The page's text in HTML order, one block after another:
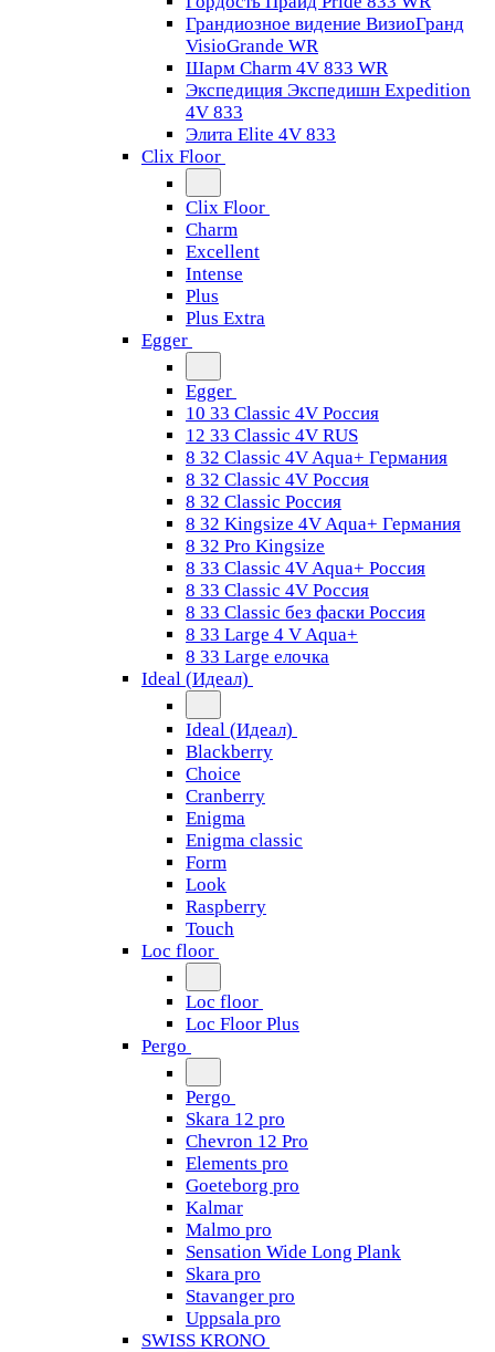
Грандиозное видение ВизиоГранд
VisioGrande WR
Шарм Charm 4V 833 WR
Экспедиция Экспедишн Expedition
4V 833
Элита Elite 4V 833
Clix Floor
Clix Floor
Charm
Excellent
Intense
Plus
Plus Extra
Egger
Egger
10 33 Classic 4V Россия
12 33 Classic 4V RUS
8 32 Classic 4V Aqua+ Германия
8 32 Classic 4V Россия
8 32 Classic Россия
8 32 Kingsize 4V Aqua+ Германия
8 32 Pro Kingsize
8 33 Classic 4V Aqua+ Россия
8 33 Classic 4V Россия
8 33 Classic без фаски Россия
8 33 Large 4 V Aqua+
8 33 Large елочка
Ideal (Идеал)
Ideal (Идеал)
Blackberry
Choice
Cranberry
Enigma
Enigma classic
Form
Look
Raspberry
Touch
Loc floor
Loc floor
Loc Floor Plus
Pergo
Pergo
Skara 12 pro
Chevron 12 Pro
Elements pro
Goeteborg pro
Kalmar
Malmo pro
Sensation Wide Long Plank
Skara pro
Stavanger pro
Uppsala pro
SWISS KRONO